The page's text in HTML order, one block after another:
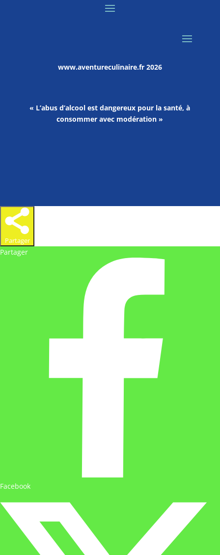
www.aventureculinaire.fr2026
« L’abus d’alcool est dangereux pour la santé, à
consommer avec modération »
Partager
Partager
Facebook